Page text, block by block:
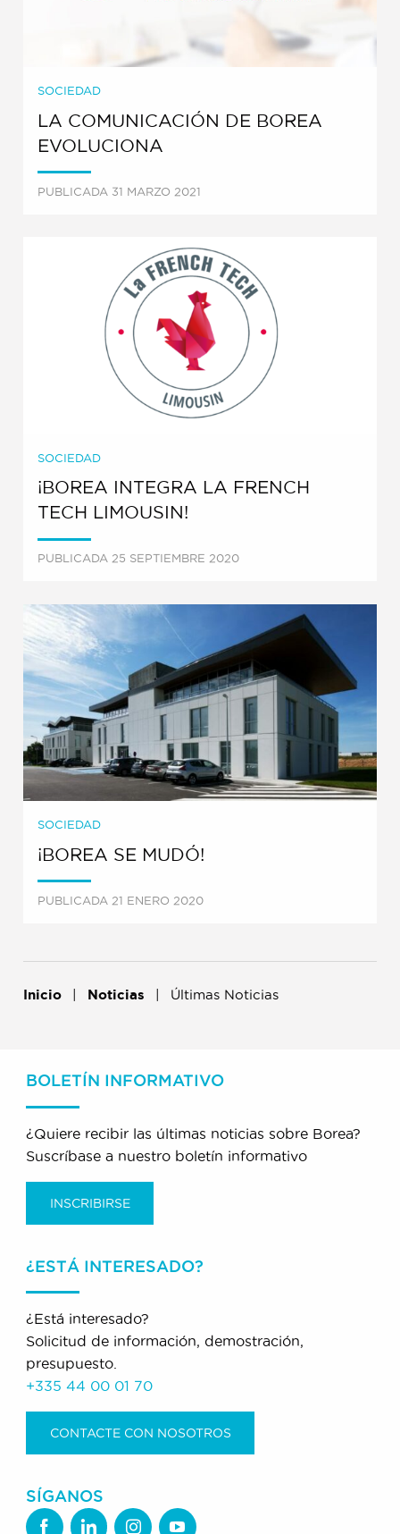
Inicio Noticias Últimas Noticias
SOCIEDAD
LA COMUNICACIÓN DE BOREA
EVOLUCIONA
PUBLICADA 31 MARZO 2021
SOCIEDAD
¡BOREA INTEGRA LA FRENCH
TECH LIMOUSIN!
PUBLICADA 25 SEPTIEMBRE 2020
SOCIEDAD
¡BOREA SE MUDÓ!
PUBLICADA 21 ENERO 2020
BOLETÍN INFORMATIVO
¿Quiere recibir las últimas noticias sobre Borea?
Suscríbase a nuestro boletín informativo
INSCRIBIRSE
¿ESTÁ INTERESADO?
¿Está interesado?
Solicitud de información, demostración,
presupuesto.
+335 44 00 01 70
CONTACTE CON NOSOTROS
SÍGANOS